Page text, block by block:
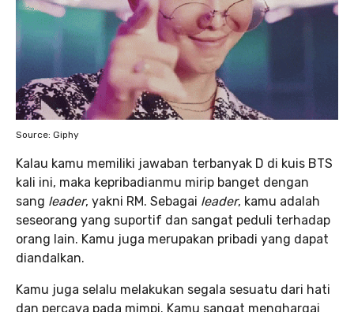
Source: Giphy
Kalau kamu memiliki jawaban terbanyak D di kuis BTS
kali ini, maka kepribadianmu mirip banget dengan
sang leader, yakni RM. Sebagai leader, kamu adalah
seseorang yang suportif dan sangat peduli terhadap
orang lain. Kamu juga merupakan pribadi yang dapat
diandalkan.
Kamu juga selalu melakukan segala sesuatu dari hati
dan percaya pada mimpi. Kamu sangat menghargai